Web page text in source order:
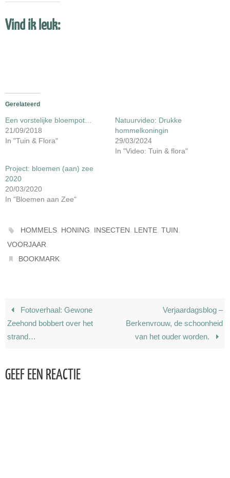
Vind ik leuk:
Gerelateerd
Een vorstelijke bloempot…
21/09/2018
In "Tuin & Flora"
Natuurvideo: Drukke
hommelkoningin
29/03/2024
In "Video: Tuin & flora"
Project: bloemen (aan) zee
2020
20/03/2020
In "Bloemen aan Zee"
HOMMELS, HONING, INSECTEN, LENTE,TUIN,
VOORJAAR.
BOOKMARK.
Fotoverhaal: Gewone
Zeehond bobbert over het
strand…
Verjaardagsblog –
Berkenvrouw, de schoonheid
van het ouder worden.
GEEF EEN REACTIE